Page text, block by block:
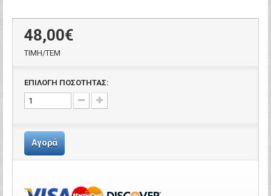
48,00€
ΤΙΜH/ΤΕΜ
ΕΠΙΛΟΓΗ ΠΟΣΟΤΗΤΑΣ:
Αγορά